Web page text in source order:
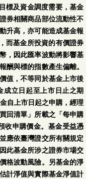
標及資金調度需要，基金
券相關商品部位流動性不
升高，亦可能造成基金報
而基金所投資的有價證券
，因此匯率波動將影響基
酬與標的指數產生偏離。
值，不等同於基金上市後
立日起至上市日止之期
自上市日起之申購，經理
回清單」所載之「每申購
收申購價金。基金受益憑
應依臺灣證交所有關規定
此基金所涉之證券市場交
格波動風險。另基金的淨
計淨值與實際基金淨值計